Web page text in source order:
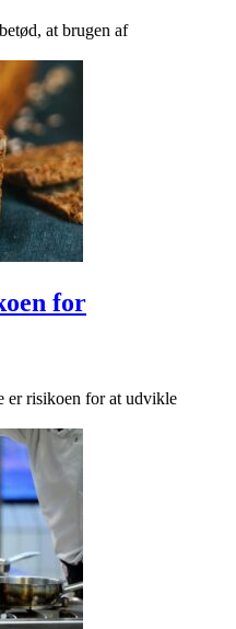
at brugen af
for
er risikoen for at udvikle